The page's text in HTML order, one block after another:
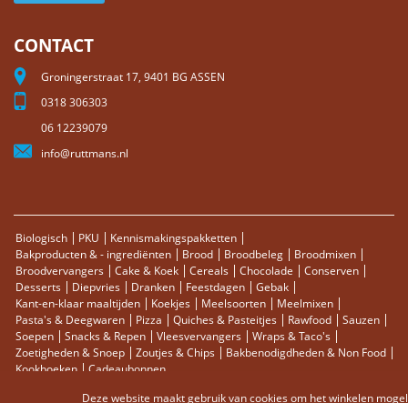
CONTACT
Groningerstraat 17, 9401 BG ASSEN
0318 306303
06 12239079
info@ruttmans.nl
Biologisch PKU
Kennismakingspakketten
Bakproducten & - ingrediënten
Brood Broodbeleg
Broodmixen
Broodvervangers
Cake & Koek Cereals Chocolade
Conserven
Desserts
Diepvries Dranken Feestdagen
Gebak
Kant-en-klaar maaltijden
Koekjes Meelsoorten
Meelmixen
Pasta's & Deegwaren
Pizza Quiches & Pasteitjes Rawfood
Sauzen
Soepen
Snacks & Repen Vleesvervangers
Wraps & Taco's
Zoetigheden & Snoep
Zoutjes & Chips
Bakbenodigdheden & Non Food
Kookboeken
Cadeaubonnen
Deze website maakt gebruik van cookies om het winkelen